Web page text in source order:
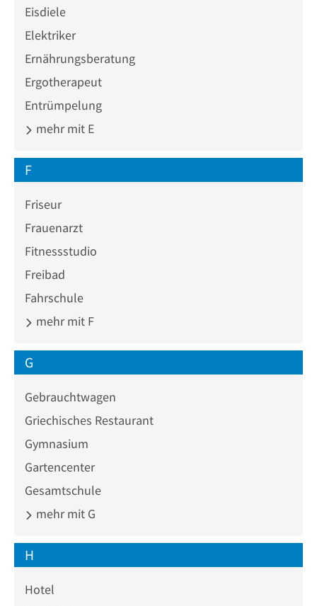
Eisdiele
Elektriker
Ernährungsberatung
Ergotherapeut
Entrümpelung
mehr mit E
F
Friseur
Frauenarzt
Fitnessstudio
Freibad
Fahrschule
mehr mit F
G
Gebrauchtwagen
Griechisches Restaurant
Gymnasium
Gartencenter
Gesamtschule
mehr mit G
H
Hotel